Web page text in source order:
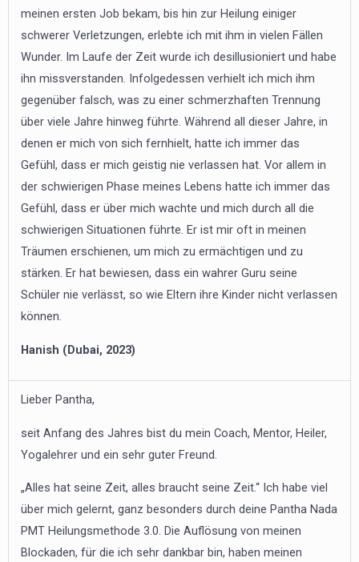
meinen ersten Job bekam, bis hin zur Heilung einiger
schwerer Verletzungen, erlebte ich mit ihm in vielen Fällen
Wunder. Im Laufe der Zeit wurde ich desillusioniert und habe
ihn missverstanden. Infolgedessen verhielt ich mich ihm
gegenüber falsch, was zu einer schmerzhaften Trennung
über viele Jahre hinweg führte. Während all dieser Jahre, in
denen er mich von sich fernhielt, hatte ich immer das
Gefühl, dass er mich geistig nie verlassen hat. Vor allem in
der schwierigen Phase meines Lebens hatte ich immer das
Gefühl, dass er über mich wachte und mich durch all die
schwierigen Situationen führte. Er ist mir oft in meinen
Träumen erschienen, um mich zu ermächtigen und zu
stärken. Er hat bewiesen, dass ein wahrer Guru seine
Schüler nie verlässt, so wie Eltern ihre Kinder nicht verlassen
können.
Hanish (Dubai, 2023)
Lieber Pantha,
seit Anfang des Jahres bist du mein Coach, Mentor, Heiler,
Yogalehrer und ein sehr guter Freund.
„Alles hat seine Zeit, alles braucht seine Zeit.“ Ich habe viel
über mich gelernt, ganz besonders durch deine Pantha Nada
PMT Heilungsmethode 3.0. Die Auflösung von meinen
Blockaden, für die ich sehr dankbar bin, haben meinen